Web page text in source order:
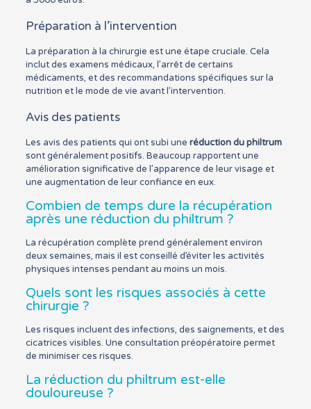
Préparation à l’intervention
La préparation à la chirurgie est une étape cruciale. Cela
inclut des examens médicaux, l’arrêt de certains
médicaments, et des recommandations spécifiques sur la
nutrition et le mode de vie avant l’intervention.
Avis des patients
Les avis des patients qui ont subi une réduction du philtrum
sont généralement positifs. Beaucoup rapportent une
amélioration significative de l’apparence de leur visage et
une augmentation de leur confiance en eux.
Combien de temps dure la récupération
après une réduction du philtrum ?
La récupération complète prend généralement environ
deux semaines, mais il est conseillé d’éviter les activités
physiques intenses pendant au moins un mois.
Quels sont les risques associés à cette
chirurgie ?
Les risques incluent des infections, des saignements, et des
cicatrices visibles. Une consultation préopératoire permet
de minimiser ces risques.
La réduction du philtrum est-elle
douloureuse ?